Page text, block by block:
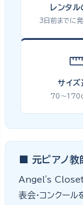
レンタ
3日前までに
サイズ
70〜
■ 元ピアノ教
Angel's Closet
表会・コンクー